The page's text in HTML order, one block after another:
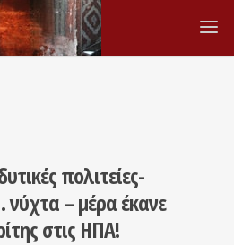
πολιτείες-
νύχτα – μέρα έκανε
στις ΗΠΑ!